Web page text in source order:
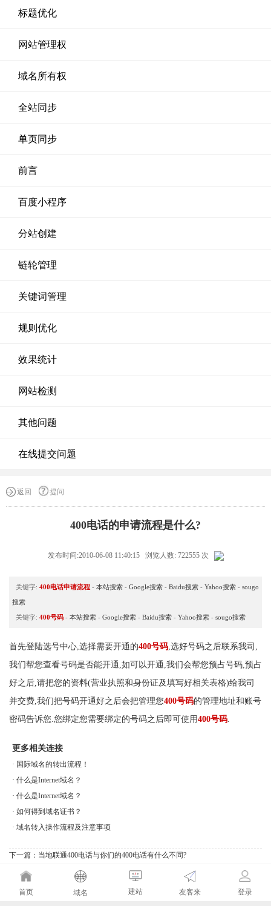
标题优化
网站管理权
域名所有权
全站同步
单页同步
前言
百度小程序
分站创建
链轮管理
关键词管理
规则优化
效果统计
网站检测
其他问题
在线提交问题
返回 提问
400电话的申请流程是什么?
发布时间:2010-06-08 11:40:15 浏览人数: 722555 次
关键字: 400电话申请流程 - 本站搜索 - Google搜索 - Baidu搜索 - Yahoo搜索 - sougo
搜索
关键字: 400号码 - 本站搜索 - Google搜索 - Baidu搜索 - Yahoo搜索 - sougo搜索
首先登陆选号中心,选择需要开通的400号码,选好号码之后联系我司,
我们帮您查看号码是否能开通,如可以开通,我们会帮您预占号码,预占
好之后,请把您的资料(营业执照和身份证及填写好相关表格)给我司
并交费,我们把号码开通好之后会把管理您400号码的管理地址和账号
密码告诉您.您绑定您需要绑定的号码之后即可使用400号码.
更多相关连接
· 国际域名的转出流程！
· 什么是Internet域名？
· 什么是Internet域名？
· 如何得到域名证书？
· 域名转入操作流程及注意事项
下一篇： 当地联通400电话与你们的400电话有什么不同?
首页 域名 建站 友客来 登录